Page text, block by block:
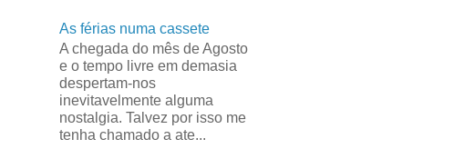
As férias numa cassete
A chegada do mês de Agosto
e o tempo livre em demasia
despertam-nos
inevitavelmente alguma
nostalgia. Talvez por isso me
tenha chamado a ate...